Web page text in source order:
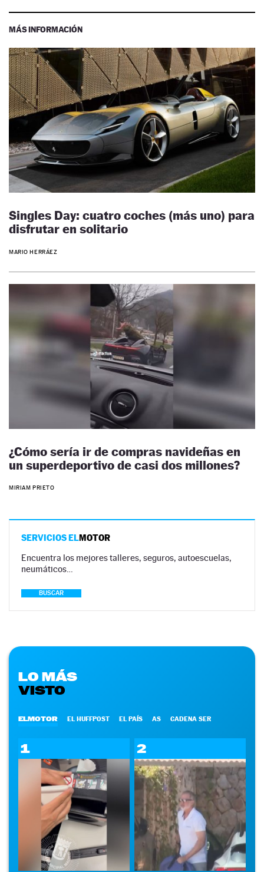
MÁS INFORMACIÓN
Singles Day: cuatro coches (más uno) para
disfrutar en solitario
MARIO HERRÁEZ
¿Cómo sería ir de compras navideñas en
un superdeportivo de casi dos millones?
MIRIAM PRIETO
SERVICIOS ELMOTOR
Encuentra los mejores talleres, seguros, autoescuelas,
neumáticos…
BUSCAR
LO MÁS
VISTO
ELMOTOR EL HUFFPOST EL PAÍS AS CADENA SER
1 2